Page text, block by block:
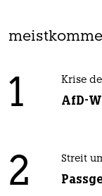
1 Krise
AfD-
2 Streit